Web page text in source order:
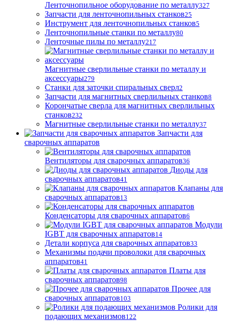
Ленточнопильное оборудование по металлу327
Запчасти для ленточнопильных станков25
Инструмент для ленточнопильных станков5
Ленточнопильные станки по металлу80
Ленточные пилы по металлу217
Магнитные сверлильные станки по металлу и
аксессуары279
Станки для заточки спиральных сверл2
Запчасти для магнитных сверлильных станков8
Корончатые сверла для магнитных сверлильных
станков232
Магнитные сверлильные станки по металлу37
Запчасти для
сварочных аппаратов
Вентиляторы для сварочных аппаратов36
Диоды для
сварочных аппаратов41
Клапаны для
сварочных аппаратов13
Конденсаторы для сварочных аппаратов6
Модули
IGBT для сварочных аппаратов14
Детали корпуса для сварочных аппаратов33
Механизмы подачи проволоки для сварочных
аппаратов41
Платы для
сварочных аппаратов98
Прочее для
сварочных аппаратов103
Ролики для
подающих механизмов122